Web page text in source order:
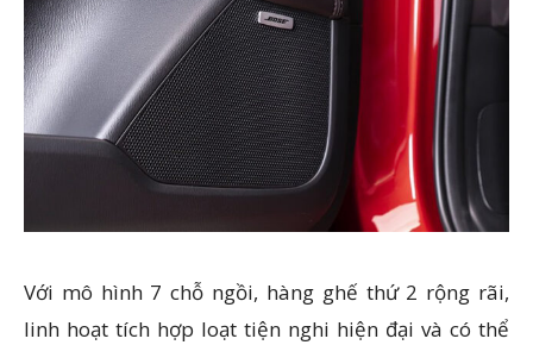
Với mô hình 7 chỗ ngồi, hàng ghế thứ 2 rộng rãi,
linh hoạt tích hợp loạt tiện nghi hiện đại và có thể